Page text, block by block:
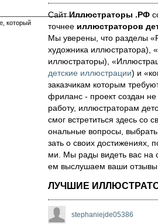
который
СайтИллюстраторы .РФ
точнее иллюстраторов
Мы уве­ре­ны, что раз­де­лы
художника иллюстратора),
иллюстраторы),
детские иллюстрации) и
за­каз­чи­кам которым
фри­ланс - про­ект соз­дан
ра­бо­ту, иллюстраторам
смог встре­тить­ся здесь со
ональ­ные воп­ро­сы,
зать о сво­их
ми. Мы рады ви­деть вас на
ем выс­лу­ша­ем ва­ши от­зы­вы
ЛУЧШИЕ
stephaniejde05386